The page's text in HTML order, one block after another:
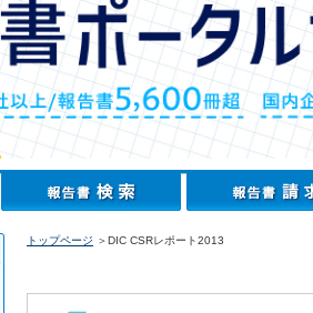
トップページ ＞DIC CSRレポート2013